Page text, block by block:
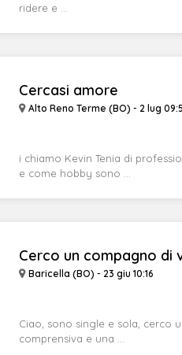
ridere e ...
Cercasi amore
Alto Reno Terme (BO) - 2 lug
i chiamo Kevin Tenia di
e come hobby sono ...
Cerco un compagno di
Baricella (BO) - 23 giu 10:16
Ciao, sono single e sola, cerco
comprensiva e una ...